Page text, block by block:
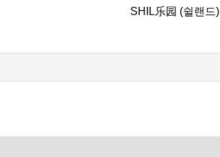
SHIL乐园 (쉴랜드)